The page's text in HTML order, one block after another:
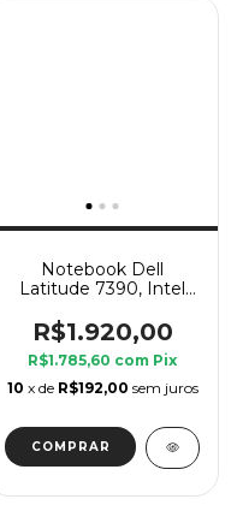
Notebook Dell
Latitude 7390, Intel
GB Ram, SSD 240 GB
R$1.920,00
R$1.785,60 com Pix
10 x de R$192,00 sem juros